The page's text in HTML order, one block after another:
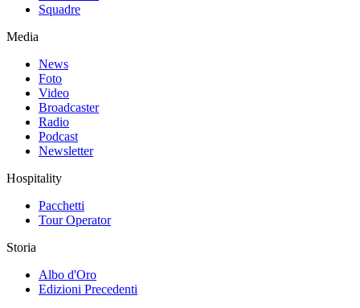
Squadre
Media
News
Foto
Video
Broadcaster
Radio
Podcast
Newsletter
Hospitality
Pacchetti
Tour Operator
Storia
Albo d'Oro
Edizioni Precedenti